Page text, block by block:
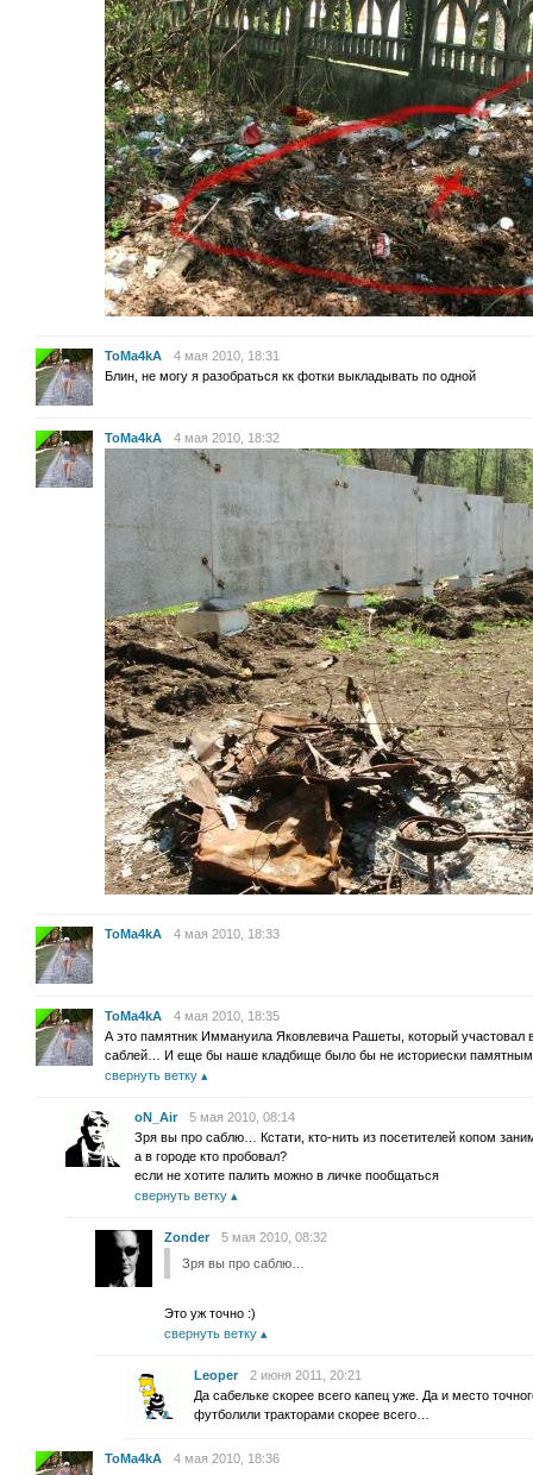
ToMa4kA
4 мая 2010, 18:31
Блин, не могу я разобраться кк фотки выкладывать по одной
ToMa4kA 4 мая 2010, 18:32
ToMa4kA 4 мая 2010, 18:33
ToMa4kA
4 мая 2010, 18:35
А это памятник Иммануила Яковлевича Рашеты, который участовал
саблей… И еще бы наше кладбище было бы не историески
свернуть ветку
oN_Air
5 мая 2010, 08:14
Зря вы про саблю… Кстати, кто-нить из посетителей копом
а в городе кто пробовал?
если не хотите палить можно в личке пообщаться
свернуть ветку
Zonder
5 мая 2010, 08:32
Зря вы про саблю…
Это уж точно :)
свернуть ветку
Leoper
2 июня 2011, 20:21
Да сабельке скорее всего капец уже. Да и место
футболили тракторами скорее всего…
ToMa4kA 4 мая 2010, 18:36